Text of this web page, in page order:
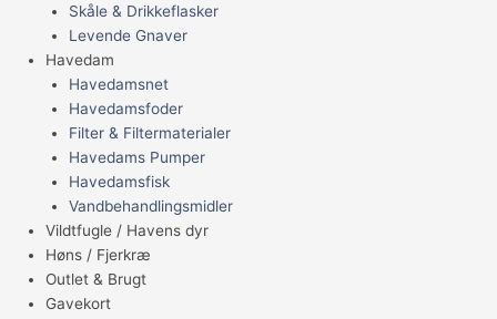
Skåle & Drikkeflasker
Levende Gnaver
Havedam
Havedamsnet
Havedamsfoder
Filter & Filtermaterialer
Havedams Pumper
Havedamsfisk
Vandbehandlingsmidler
Vildtfugle / Havens dyr
Høns / Fjerkræ
Outlet & Brugt
Gavekort